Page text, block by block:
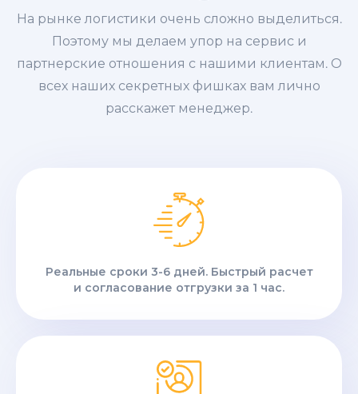
На рынке логистики очень сложно выделиться.
Поэтому мы делаем упор на сервис и
партнерские отношения с нашими клиентам. О
всех наших секретных фишках вам лично
расскажет менеджер.
Реальные сроки 3-6 дней. Быстрый расчет
и согласование отгрузки за 1 час.